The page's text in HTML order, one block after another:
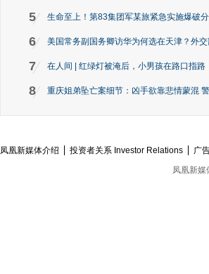
5 生命至上！第83集团军某旅紧急实施爆破
6 美国常务副国务卿访华为何选在天津？外
7 在人间 | 红绿灯被淹后，小男孩在路口指路
8 重庆姐弟坠亡案细节：凶手欲靠悲情蒙混
凤凰新媒体介绍 投资者关系 Investor Relations 广
凤凰新媒